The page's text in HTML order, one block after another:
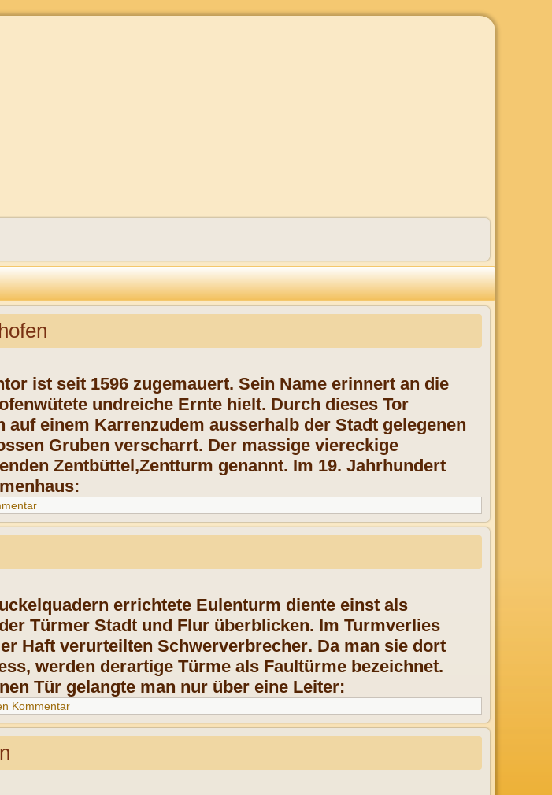
ist seit 1596 zugemauert. Sein Name erinnert an die
wütete undreiche Ernte hielt. Durch dieses Tor
auf einem Karrenzudem ausserhalb der Stadt gelegenen
Gruben verscharrt. Der massige viereckige
Zentbüttel,Zentturm genannt. Im 19. Jahrhundert
errichtete Eulenturm diente einst als
Türmer Stadt und Flur überblicken. Im Turmverlies
Haft verurteilten Schwerverbrecher. Da man sie dort
werden derartige Türme als Faultürme bezeichnet.
Tür gelangte man nur über eine Leiter:
Kommentar